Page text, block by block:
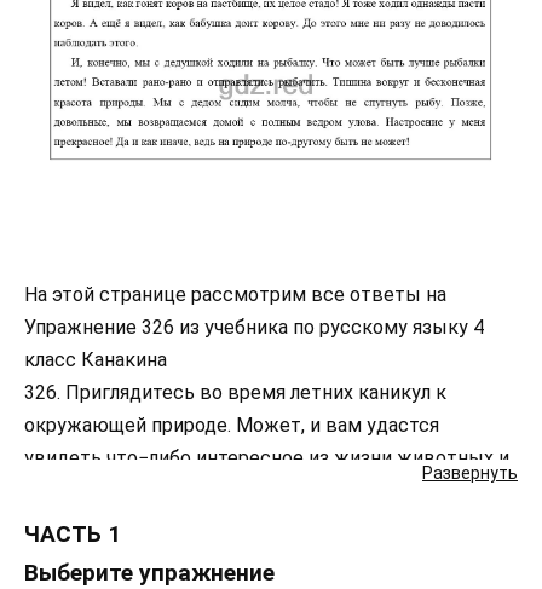
Развернуть
На этой странице рассмотрим все ответы на
Упражнение 326 из учебника по русскому языку 4
класс Канакина
326. Приглядитесь во время летних каникул к
окружающей природе. Может, и вам удастся
увидеть что−либо интересное из жизни животных и
ЧАСТЬ 1
Выберите упражнение